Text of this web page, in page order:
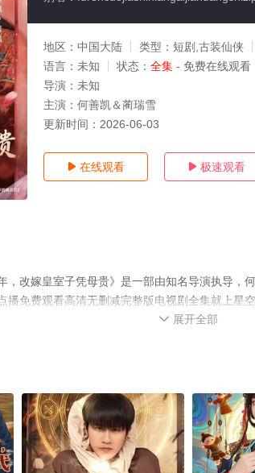
地区： 中国大陆 类型： 短剧,古装仙侠
语言： 未知 状态： 全集 - 免费在线观看
导演： 未知
主演： 何善凯＆蔺瑞雪
更新时间： 2026-06-03
 在线观看  极速观看
，改嫁皇室子凭母贵》是一部由知名导演执导，
播免费观看高清无删减完整版电视剧全集就上星
 展开全部